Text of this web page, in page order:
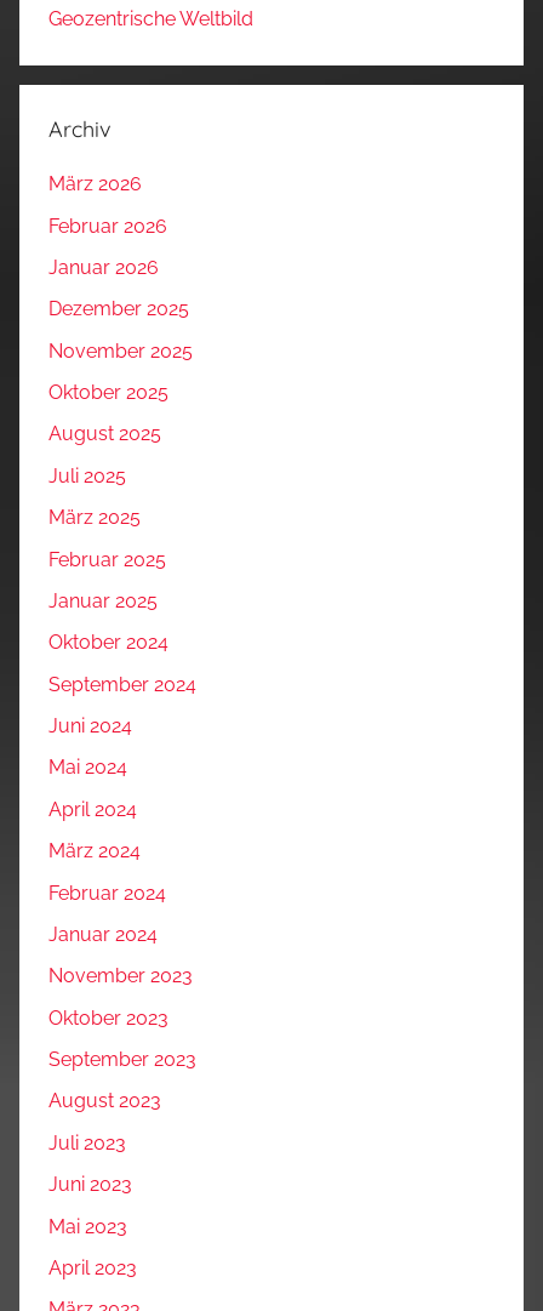
Geozentrische Weltbild
Archiv
März 2026
Februar 2026
Januar 2026
Dezember 2025
November 2025
Oktober 2025
August 2025
Juli 2025
März 2025
Februar 2025
Januar 2025
Oktober 2024
September 2024
Juni 2024
Mai 2024
April 2024
März 2024
Februar 2024
Januar 2024
November 2023
Oktober 2023
September 2023
August 2023
Juli 2023
Juni 2023
Mai 2023
April 2023